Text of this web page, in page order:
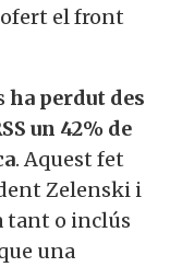
el front
ha perdut des
un 42% de
. Aquest fet
Zelenski i
tant o inclús
una